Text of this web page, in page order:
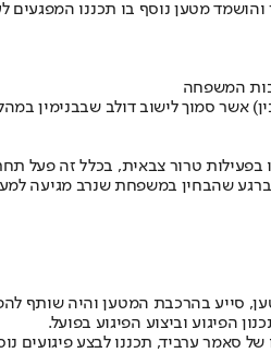
מטען נוסף בו תכננו המפגעים
המשפחה
אשר סמוך לישוב דולב שבבנימין
על מעורבותו בפעילות טרור צבאית, בכלל זה
שהבחין במשפחת שנרב מגיעה
בראשותו של סאמר ערביד, תכננו לבצע